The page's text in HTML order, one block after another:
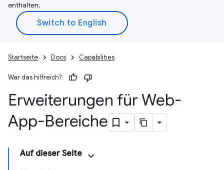
enthalten.
Startseite Docs Capabilities
War das hilfreich?
Erweiterungen für Web-
App-Bereiche
Auf dieser Seite